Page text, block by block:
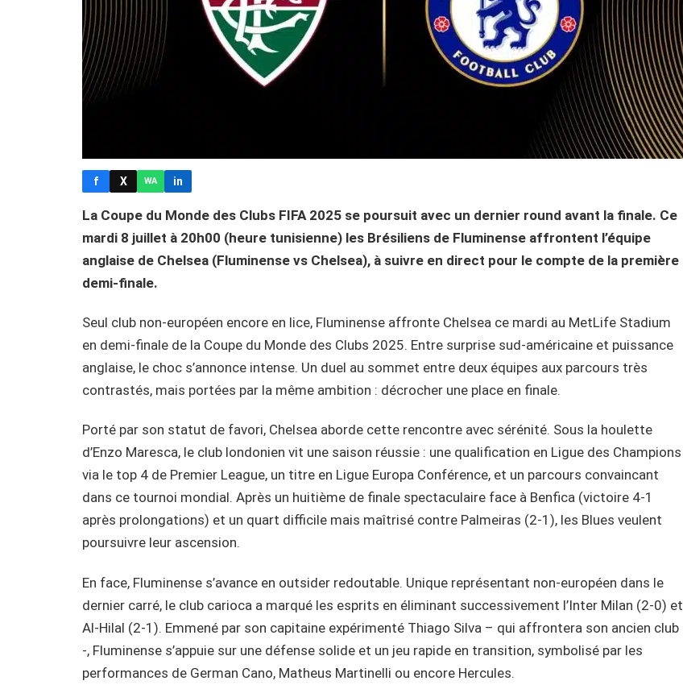
f X WA in
La Coupe du Monde des Clubs FIFA 2025 se poursuit avec un dernier round avant la finale. Ce
mardi 8 juillet à 20h00 (heure tunisienne) les Brésiliens de Fluminense affrontent l’équipe
anglaise de Chelsea (Fluminense vs Chelsea), à suivre en direct pour le compte de la première
demi-finale.
Seul club non-européen encore en lice, Fluminense affronte Chelsea ce mardi au MetLife Stadium
en demi-finale de la Coupe du Monde des Clubs 2025. Entre surprise sud-américaine et puissance
anglaise, le choc s’annonce intense. Un duel au sommet entre deux équipes aux parcours très
contrastés, mais portées par la même ambition : décrocher une place en finale.
Porté par son statut de favori, Chelsea aborde cette rencontre avec sérénité. Sous la houlette
d’Enzo Maresca, le club londonien vit une saison réussie : une qualification en Ligue des Champions
via le top 4 de Premier League, un titre en Ligue Europa Conférence, et un parcours convaincant
dans ce tournoi mondial. Après un huitième de finale spectaculaire face à Benfica (victoire 4-1
après prolongations) et un quart difficile mais maîtrisé contre Palmeiras (2-1), les Blues veulent
poursuivre leur ascension.
En face, Fluminense s’avance en outsider redoutable. Unique représentant non-européen dans le
dernier carré, le club carioca a marqué les esprits en éliminant successivement l’Inter Milan (2-0) et
Al-Hilal (2-1). Emmené par son capitaine expérimenté Thiago Silva – qui affrontera son ancien club
-, Fluminense s’appuie sur une défense solide et un jeu rapide en transition, symbolisé par les
performances de German Cano, Matheus Martinelli ou encore Hercules.